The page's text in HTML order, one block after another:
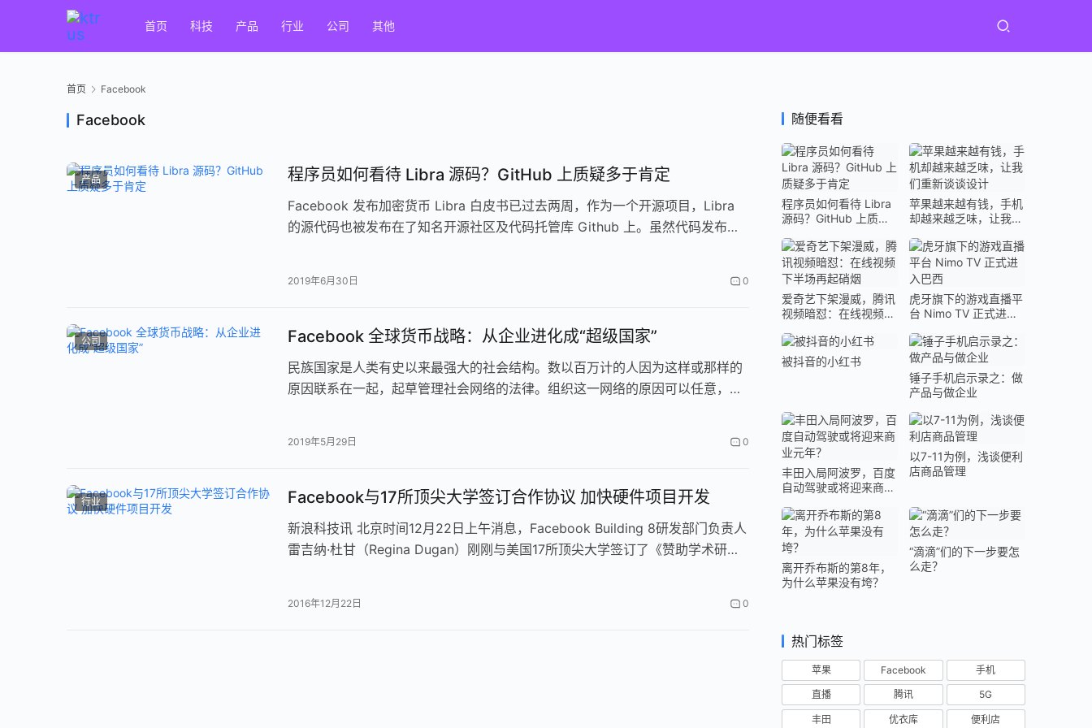
首页 科技 产品 行业 公司 其他
首页 Facebook
Facebook
产品 程序员如何看待 Libra 源码？GitHub 上质疑多于肯定
Facebook 发布加密货币 Libra 白皮书已过去两周，作为一个开源项目，Libra
的源代码也被发布在了知名开源社区及代码托管库 Github 上。虽然代码发布的
2019年6月30日 0
公司 Facebook 全球货币战略：从企业进化成“超级国家”
民族国家是人类有史以来最强大的社会结构。数以百万计的人因为这样或那样的
原因联系在一起，起草管理社会网络的法律。组织这一网络的原因可以任意，如
2019年5月29日 0
行业 Facebook与17所顶尖大学签订合作协议 加快硬件项目开发
新浪科技讯 北京时间12月22日上午消息，Facebook Building 8研发部门负责人
雷吉纳·杜甘（Regina Dugan）刚刚与美国17所顶尖大学签订了《赞助学术研究
2016年12月22日 0
随便看看
程序员如何看待 Libra
源码？GitHub 上质疑
苹果越来越有钱，手机
却越来越乏味，让我们
爱奇艺下架漫威，腾讯
视频暗怼：在线视频下
虎牙旗下的游戏直播平
台 Nimo TV 正式进入
被抖音的小红书
锤子手机启示录之：做
产品与做企业
丰田入局阿波罗，百度
自动驾驶或将迎来商业
以7-11为例，浅谈便利
店商品管理
离开乔布斯的第8年，
为什么苹果没有垮？
“滴滴”们的下一步要怎
么走？
热门标签
苹果 Facebook 手机
直播 腾讯 5G
丰田 优衣库 便利店